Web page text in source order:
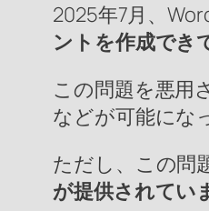
2025年7月、
ントを作成でき
この問題を悪用
などが可能にな
ただし、この問
が提供されてい